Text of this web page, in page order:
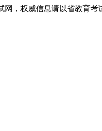
，权威信息请以省教育考